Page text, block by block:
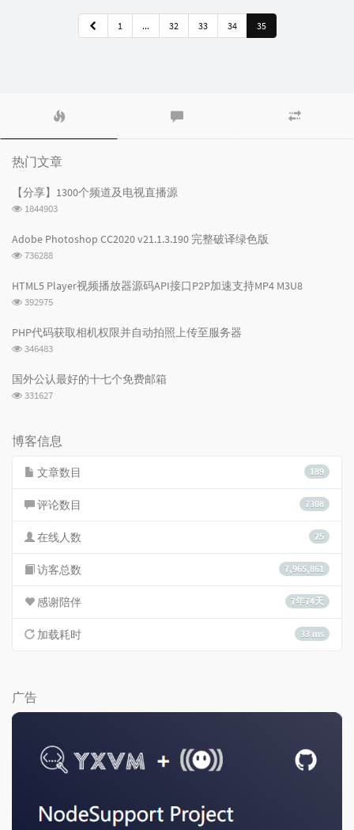
1 ... 32 33 34 35
文
评
文
热门文章
【分享】1300个频道及电视直播源
浏
次
1844903
Adobe Photoshop CC2020 v21.1.3.190 完整破译绿色版
浏
次
736288
HTML5 Player视频播放器源码API接口P2P加速支持MP4 M3U8
浏
次
数:
392975
PHP代码获取相机权限并自动拍照上传至服务器
浏
次
数:
346483
国外公认最好的十七个免费邮箱
浏
数:
331627
博客信息
189
文章数目
7308
评论数目
25
在线人数
7,965,861
访客总数
7年74天
感谢陪伴
33 ms
加载耗时
广告